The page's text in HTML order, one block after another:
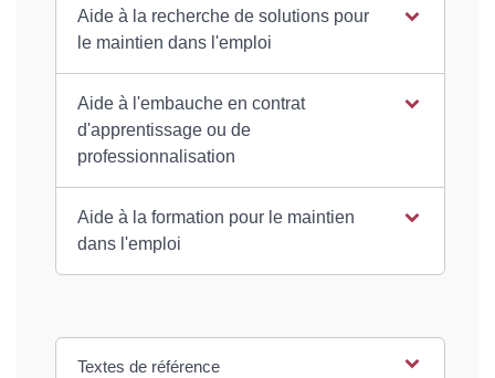
Aide à la recherche de solutions pour
le maintien dans l'emploi
Aide à l'embauche en contrat
d'apprentissage ou de
professionnalisation
Aide à la formation pour le maintien
dans l'emploi
Textes de référence